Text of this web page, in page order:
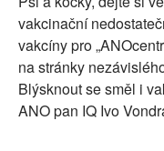
vakcinační
vakcíny pro
na stránky
Blýsknout se směl i
ANO pan IQ Ivo